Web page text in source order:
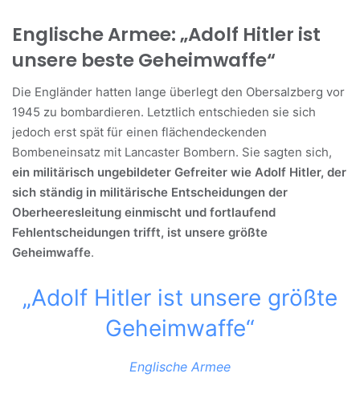
Englische Armee: „Adolf Hitler ist
unsere beste Geheimwaffe“
Die Engländer hatten lange überlegt den Obersalzberg vor
1945 zu bombardieren. Letztlich entschieden sie sich
jedoch erst spät für einen flächendeckenden
Bombeneinsatz mit Lancaster Bombern. Sie sagten sich,
ein militärisch ungebildeter Gefreiter wie Adolf Hitler, der
sich ständig in militärische Entscheidungen der
Oberheeresleitung einmischt und fortlaufend
Fehlentscheidungen trifft, ist unsere größte
Geheimwaffe.
„Adolf Hitler ist unsere größte
Geheimwaffe“
Englische Armee